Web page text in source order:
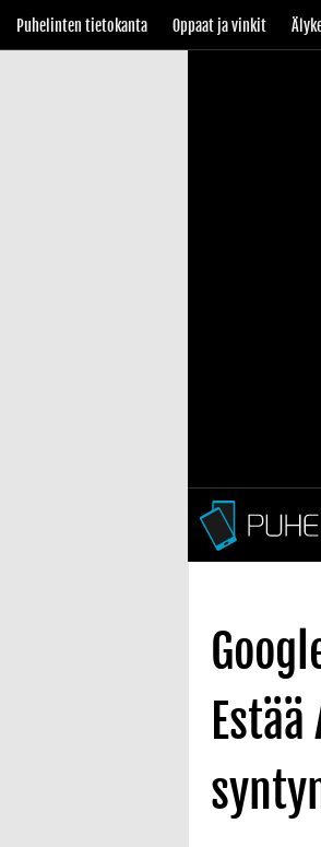
Puhelinten tietokanta Oppaat ja vinkit